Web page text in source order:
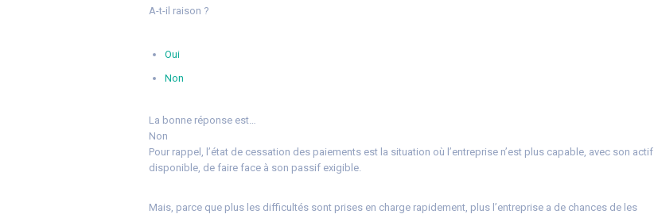
A-t-il raison ?
Oui
Non
La bonne réponse est…
Non
Pour rappel, l’état de cessation des paiements est la situation où l’entreprise n’est plus capable, avec son actif
disponible, de faire face à son passif exigible.
Mais, parce que plus les difficultés sont prises en charge rapidement, plus l’entreprise a de chances de les